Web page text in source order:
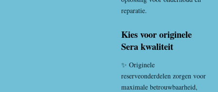
reparatie.
Kies voor originele
Sera kwaliteit
✨ Originele
reserveonderdelen zorgen voor
maximale betrouwbaarheid,